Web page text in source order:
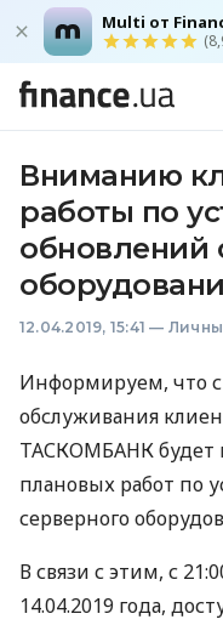
Multi от
Вниманию
работы по
обновлений
12.04.2019, 15:41 —
Информируем, что
обслуживания
ТАСКОМБАНКбудет
плановых работ по
серверного
В связи с этим, с
14.04.2019 года,